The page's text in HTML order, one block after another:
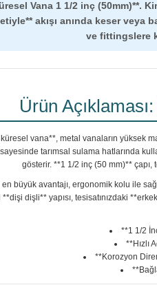
Vana 1 1/2 inç (50mm)**.
akışı anında keser
ve fittingslere
Ürün
vana**, metal vanaların yüksek
tarımsal sulama hatlarında
gösterir. **1 1/2 inç (50 mm)** çapı,
en büyük avantajı, ergonomik kolu ile
dişli** yapısı, tesisatınızdaki
**1 1/2
**Hızlı
**Korozyon